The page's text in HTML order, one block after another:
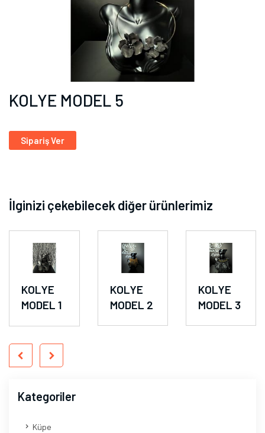
KOLYE MODEL 5
Sipariş Ver
İlginizi çekebilecek diğer ürünlerimiz
KOLYE
MODEL 1
KOLYE
MODEL 2
KOLYE
MODEL 3
Kategoriler
Küpe